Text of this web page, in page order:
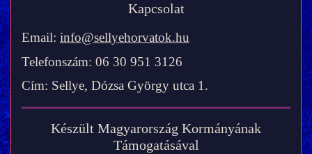
Kapcsolat
Email: info@sellyehorvatok.hu
Telefonszám: 06 30 951 3126
Cím: Sellye, Dózsa György utca 1.
Készült Magyarország Kormányának
Támogatásával